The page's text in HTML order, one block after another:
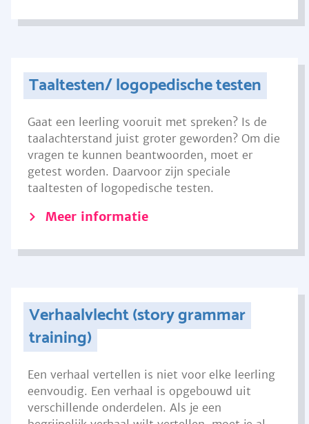
Taaltesten/ logopedische testen
Gaat een leerling vooruit met spreken? Is de
taalachterstand juist groter geworden? Om die
vragen te kunnen beantwoorden, moet er
getest worden. Daarvoor zijn speciale
taaltesten of logopedische testen.
Meer informatie
Verhaalvlecht (story grammar
training)
Een verhaal vertellen is niet voor elke leerling
eenvoudig. Een verhaal is opgebouwd uit
verschillende onderdelen. Als je een